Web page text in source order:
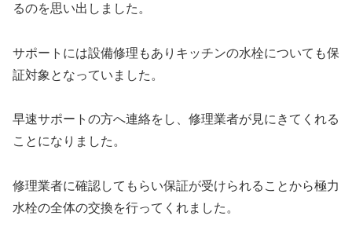
るのを思い出しました。
サポートには設備修理もありキッチンの水栓についても保
証対象となっていました。
早速サポートの方へ連絡をし、修理業者が見にきてくれる
ことになりました。
修理業者に確認してもらい保証が受けられることから極力
水栓の全体の交換を行ってくれました。